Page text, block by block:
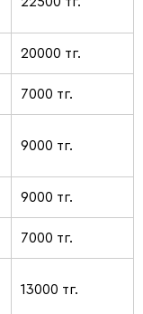
20000 тг.
7000 тг.
9000 тг.
9000 тг.
7000 тг.
13000 тг.